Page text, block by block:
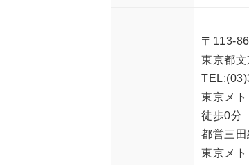
〒113-
東京都
東京メ
徒歩0分
都営三
東京メ